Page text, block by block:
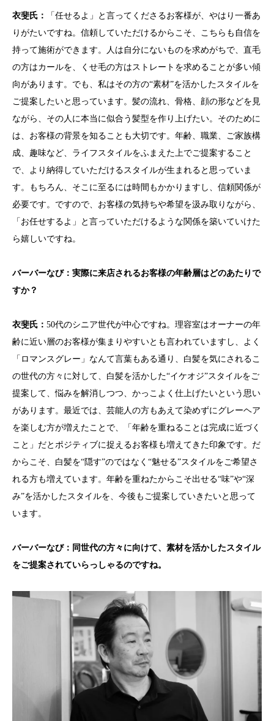
衣斐氏：
「任せるよ」と言ってくださるお客様が、やはり一番あ
りがたいですね。信頼していただけるからこそ、こちらも自信を
持って施術ができます。人は自分にないものを求めがちで、直毛
の方はカールを、くせ毛の方はストレートを求めることが多い傾
向があります。でも、私はその方の“素材”を活かしたスタイルを
ご提案したいと思っています。髪の流れ、骨格、顔の形などを見
ながら、その人に本当に似合う髪型を作り上げたい。そのために
は、お客様の背景を知ることも大切です。年齢、職業、ご家族構
成、趣味など、ライフスタイルをふまえた上でご提案すること
で、より納得していただけるスタイルが生まれると思っていま
す。もちろん、そこに至るには時間もかかりますし、信頼関係が
必要です。ですので、お客様の気持ちや希望を汲み取りながら、
「お任せするよ」と言っていただけるような関係を築いていけた
ら嬉しいですね。
バーバーなび：実際に来店されるお客様の年齢層はどのあたりで
すか？
衣斐氏： 50代のシニア世代が中心ですね。理容室はオーナーの年
齢に近い層のお客様が集まりやすいとも言われていますし、よく
「ロマンスグレー」なんて言葉もある通り、白髪を気にされるこ
の世代の方々に対して、白髪を活かした“イケオジ”スタイルをご
提案して、悩みを解消しつつ、かっこよく仕上げたいという思い
があります。最近では、芸能人の方もあえて染めずにグレーヘア
を楽しむ方が増えたことで、「年齢を重ねることは完成に近づく
こと」だとポジティブに捉えるお客様も増えてきた印象です。だ
からこそ、白髪を“隠す”のではなく“魅せる”スタイルをご希望さ
れる方も増えています。年齢を重ねたからこそ出せる“味”や“深
み”を活かしたスタイルを、今後もご提案していきたいと思って
います。
バーバーなび：同世代の方々に向けて、素材を活かしたスタイル
をご提案されていらっしゃるのですね。